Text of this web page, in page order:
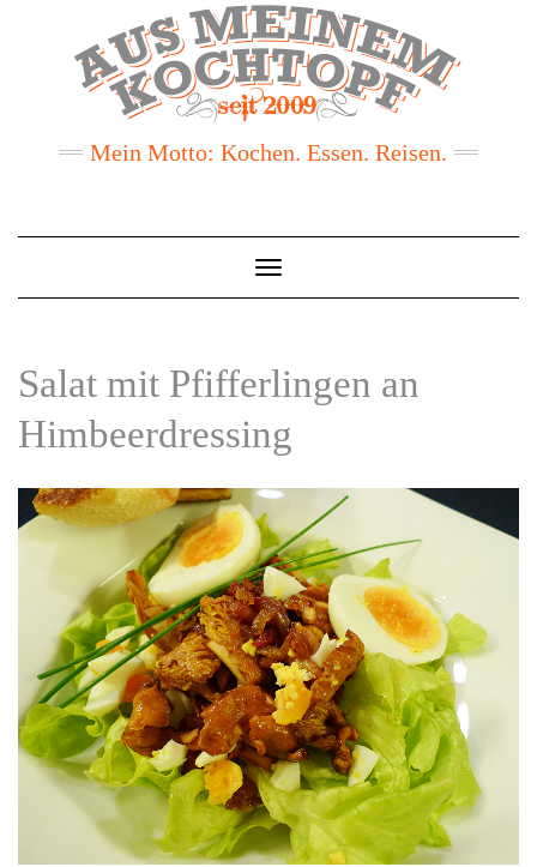
Mein Motto: Kochen. Essen. Reisen.
Toggle
Navigation
Salat mit Pfifferlingen an
Himbeerdressing